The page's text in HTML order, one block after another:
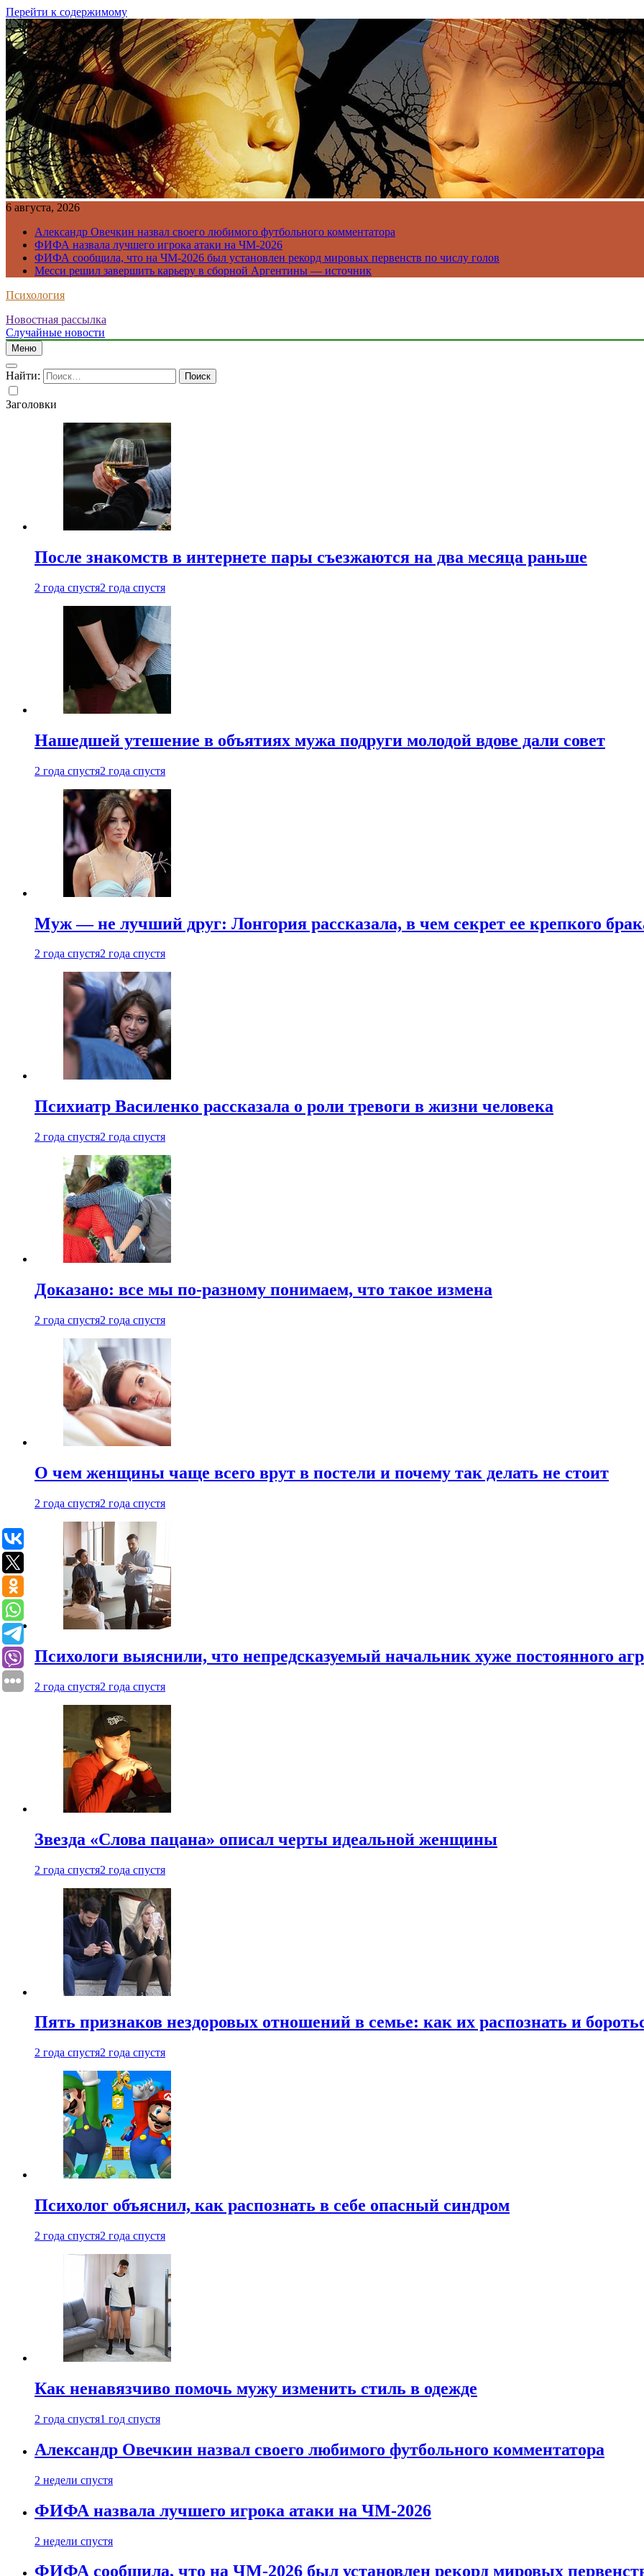
Перейти к содержимому
6 августа, 2026
Александр Овечкин назвал своего любимого футбольного комментатора
ФИФА назвала лучшего игрока атаки на ЧМ-2026
ФИФА сообщила, что на ЧМ-2026 был установлен рекорд мировых первенств по числу голов
Месси решил завершить карьеру в сборной Аргентины — источник
Психология
Новостная рассылка
Случайные новости
Меню
Найти:
Заголовки
После знакомств в интернете пары съезжаются на два месяца раньше
2 года спустя2 года спустя
Нашедшей утешение в объятиях мужа подруги молодой вдове дали совет
2 года спустя2 года спустя
Муж — не лучший друг: Лонгория рассказала, в чем секрет ее крепкого
2 года спустя2 года спустя
Психиатр Василенко рассказала о роли тревоги в жизни человека
2 года спустя2 года спустя
Доказано: все мы по-разному понимаем, что такое измена
2 года спустя2 года спустя
О чем женщины чаще всего врут в постели и почему так делать не стоит
2 года спустя2 года спустя
Психологи выяснили, что непредсказуемый начальник хуже постоянного
2 года спустя2 года спустя
Звезда «Слова пацана» описал черты идеальной женщины
2 года спустя2 года спустя
Пять признаков нездоровых отношений в семье: как их распознать и
2 года спустя2 года спустя
Психолог объяснил, как распознать в себе опасный синдром
2 года спустя2 года спустя
Как ненавязчиво помочь мужу изменить стиль в одежде
2 года спустя1 год спустя
Александр Овечкин назвал своего любимого футбольного комментатора
2 недели спустя
ФИФА назвала лучшего игрока атаки на ЧМ-2026
2 недели спустя
ФИФА сообщила, что на ЧМ-2026 был установлен рекорд мировых